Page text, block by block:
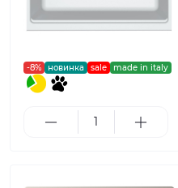
-8% новинка sale made in italy